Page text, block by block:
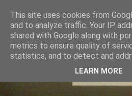
This site uses cookies from
and to analyze traffic. Your IP
shared with Google along with
metrics to ensure quality of
statistics, and to detect and
LEARN MORE